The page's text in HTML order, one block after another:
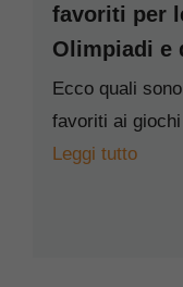
favoriti per
Olimpiadi e
Ecco quali
favoriti ai
Leggi tutto